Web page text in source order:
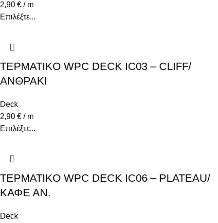
2,90 € / m
Επιλέξτε...
ΤΕΡΜΑΤΙΚO WPC DECK IC03 – CLIFF/
ΑΝΘΡΑΚΙ
Deck
2,90 € / m
Επιλέξτε...
ΤΕΡΜΑΤΙΚO WPC DECK IC06 – PLATEAU/
ΚΑΦΕ ΑΝ.
Deck